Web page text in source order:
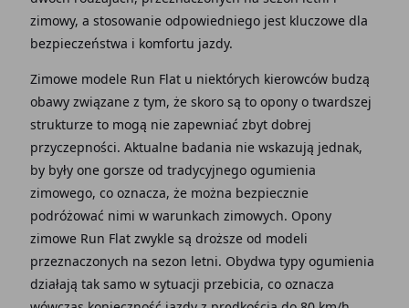
zimowy, a stosowanie odpowiedniego jest kluczowe dla
bezpieczeństwa i komfortu jazdy.
Zimowe modele Run Flat u niektórych kierowców budzą
obawy związane z tym, że skoro są to opony o twardszej
strukturze to mogą nie zapewniać zbyt dobrej
przyczepności. Aktualne badania nie wskazują jednak,
by były one gorsze od tradycyjnego ogumienia
zimowego, co oznacza, że można bezpiecznie
podróżować nimi w warunkach zimowych. Opony
zimowe Run Flat zwykle są droższe od modeli
przeznaczonych na sezon letni. Obydwa typy ogumienia
działają tak samo w sytuacji przebicia, co oznacza